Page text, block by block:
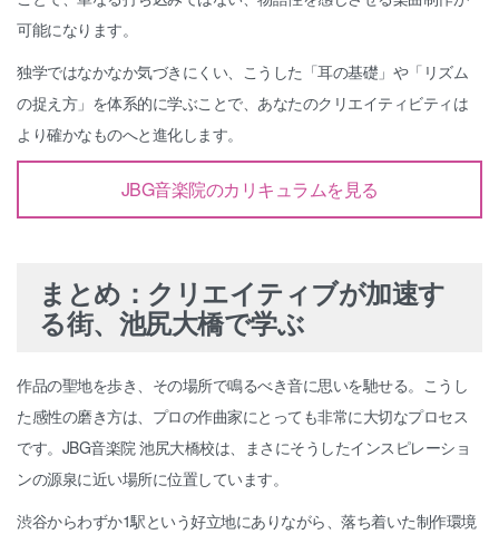
可能になります。
独学ではなかなか気づきにくい、こうした「耳の基礎」や「リズム
の捉え方」を体系的に学ぶことで、あなたのクリエイティビティは
より確かなものへと進化します。
JBG音楽院のカリキュラムを見る
まとめ：クリエイティブが加速す
る街、池尻大橋で学ぶ
作品の聖地を歩き、その場所で鳴るべき音に思いを馳せる。こうし
た感性の磨き方は、プロの作曲家にとっても非常に大切なプロセス
です。JBG音楽院 池尻大橋校は、まさにそうしたインスピレーショ
ンの源泉に近い場所に位置しています。
渋谷からわずか1駅という好立地にありながら、落ち着いた制作環境